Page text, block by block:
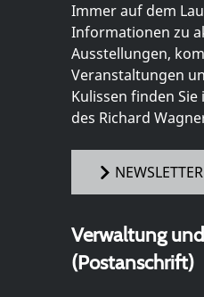
Immer auf dem
Informationen zu
Ausstellungen,
Veranstaltungen
Kulissen finden
des Richard
Verwaltung
(Postanschrift)